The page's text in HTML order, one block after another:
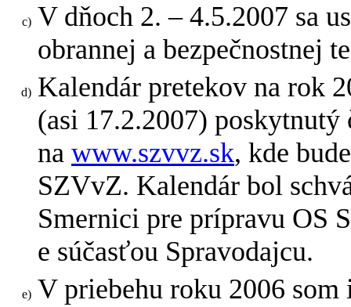
V dňoch 2. – 4.5.2007 sa
obrannej a bezpečnostnej
Kalendár pretekov na rok
(asi 17.2.2007)
na www.szvvz.sk, kde
SZVvZ. Kalendár bol
Smernici pre prípravu OS
e súčasťou Spravodajcu.
V priebehu roku 2006